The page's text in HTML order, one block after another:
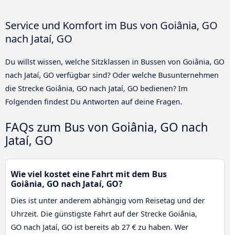
Service und Komfort im Bus von Goiânia, GO
nach Jataí, GO
Du willst wissen, welche Sitzklassen in Bussen von Goiânia, GO
nach Jataí, GO verfügbar sind? Oder welche Busunternehmen
die Strecke Goiânia, GO nach Jataí, GO bedienen? Im
Folgenden findest Du Antworten auf deine Fragen.
FAQs zum Bus von Goiânia, GO nach
Jataí, GO
Wie viel kostet eine Fahrt mit dem Bus
Goiânia, GO nach Jataí, GO?
Dies ist unter anderem abhängig vom Reisetag und der
Uhrzeit. Die günstigste Fahrt auf der Strecke Goiânia,
GO nach Jataí, GO ist bereits ab 27 € zu haben. Wer